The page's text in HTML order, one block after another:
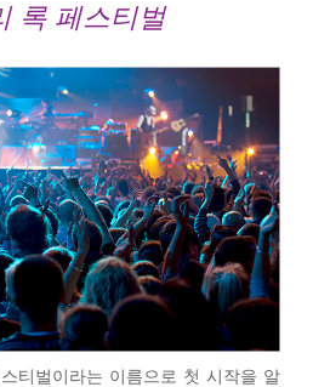
록 페스티벌
티벌이라는 이름으로 첫 시작을 알